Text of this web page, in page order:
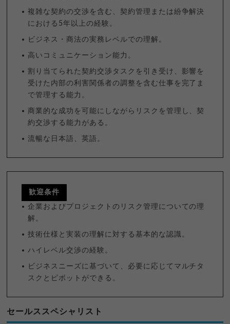
複雑な契約の交渉を含む、契約管理または紛争解決
における5年以上の経験。
ビジネス・商法の実務レベルでの理解。
高いコミュニケーション能力。
割り当てられた契約交渉タスクを引き受け、影響を
受けた内部の利害関係者の調整を含む仕事を完了ま
で管理する能力。
商業的な成功を可能にしながらリスクを管理し、契
約交渉する能力がある。
流暢な日本語、英語。
歓迎条件
企業およびプロジェクトのリスク管理についての理
解。
技術仕様と実装の理解に対する基本的な認識。
ハイレベル交渉の経験。
ビジネスニーズに基づいて、必要に応じてマルチタ
スクとピボットができる。
セールススペシャリスト